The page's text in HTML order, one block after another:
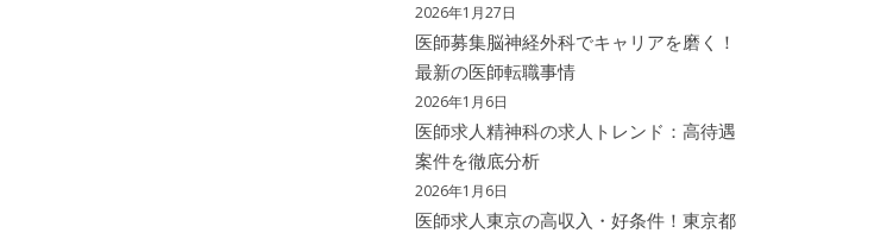
2026年1月27日
医師募集脳神経外科でキャリアを磨く！
最新の医師転職事情
2026年1月6日
医師求人精神科の求人トレンド：高待遇
案件を徹底分析
2026年1月6日
医師求人東京の高収入・好条件！東京都